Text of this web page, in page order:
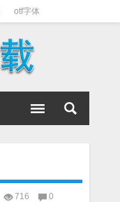
otf字体
716 0